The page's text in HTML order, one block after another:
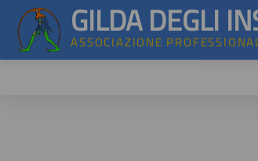
GILDA DEGLI
ASSOCIAZIONE